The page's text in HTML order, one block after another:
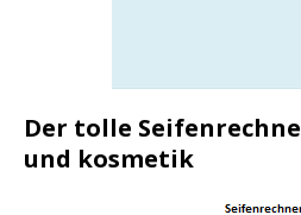
Der tolle
und kosmetik